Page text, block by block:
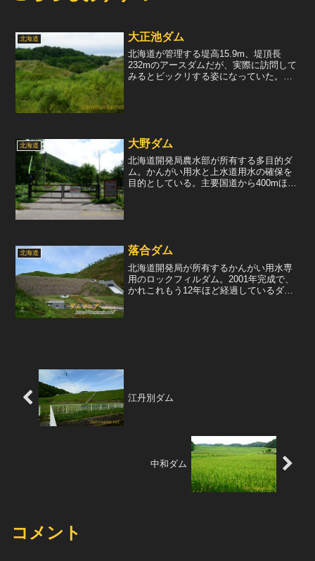
北海道 大正池ダム
北海道が管理する堤高15.9m、堤頂長
232mのアースダムだが、実際に訪問して
みるとビックリする姿になっていた。ダ
北海道 大野ダム
北海道開発局農水部が所有する多目的ダ
ム。かんがい用水と上水道用水の確保を
目的としている。主要国道から400mほど
北海道 落合ダム
北海道開発局が所有するかんがい用水専
用のロックフィルダム。2001年完成で、
かれこれもう12年ほど経過しているダム
江丹別ダム
中和ダム
コメント